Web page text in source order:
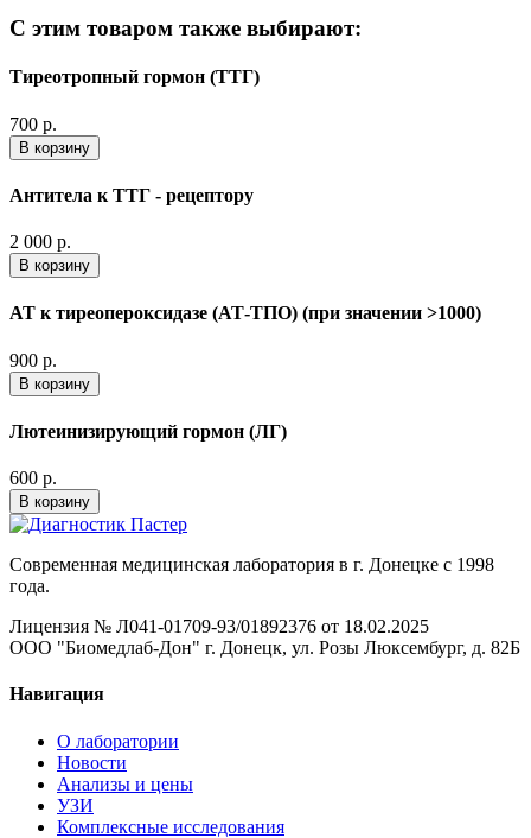
С этим товаром также выбирают:
Тиреотропный гормон (ТТГ)
700 р.
В корзину
Антитела к ТТГ - рецептору
2 000 р.
В корзину
АТ к тиреопероксидазе (АТ-ТПО) (при значении >1000)
900 р.
В корзину
Лютеинизирующий гормон (ЛГ)
600 р.
В корзину
Современная медицинская лаборатория в г. Донецке с 1998
года.
Лицензия № Л041-01709-93/01892376 от 18.02.2025
ООО "Биомедлаб-Дон" г. Донецк, ул. Розы Люксембург, д. 82Б
Навигация
О лаборатории
Новости
Анализы и цены
УЗИ
Комплексные исследования